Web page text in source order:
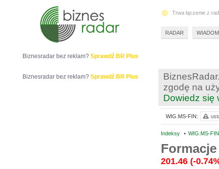
zgodę na
Dowiedz się
Indeksy • WIG.MS-
201.46 (-
WIG.MS-FIN:
Biznesradar bez reklam? Sprawdź BR Plus
Biznesradar bez reklam? Sprawdź BR Plus
Trwa łączenie z
RADAR